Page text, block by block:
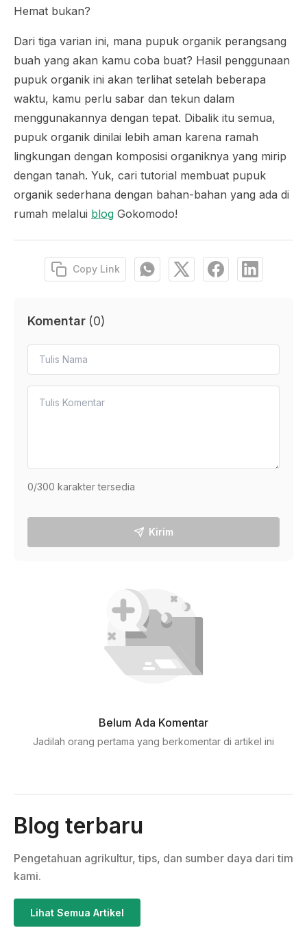
Hemat bukan?
Dari tiga varian ini, mana pupuk organik perangsang
buah yang akan kamu coba buat? Hasil penggunaan
pupuk organik ini akan terlihat setelah beberapa
waktu, kamu perlu sabar dan tekun dalam
menggunakannya dengan tepat. Dibalik itu semua,
pupuk organik dinilai lebih aman karena ramah
lingkungan dengan komposisi organiknya yang mirip
dengan tanah. Yuk, cari tutorial membuat pupuk
organik sederhana dengan bahan-bahan yang ada di
rumah melalui blog Gokomodo!
Copy Link
Komentar (0)
0/300 karakter tersedia
Kirim
Belum Ada Komentar
Jadilah orang pertama yang berkomentar di artikel ini
Blog terbaru
Pengetahuan agrikultur, tips, dan sumber daya dari tim
kami.
Lihat Semua Artikel